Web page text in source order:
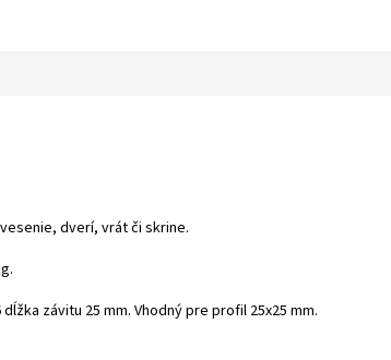
dverí, vrát či skrine.
závitu 25 mm. Vhodný pre profil 25x25 mm.